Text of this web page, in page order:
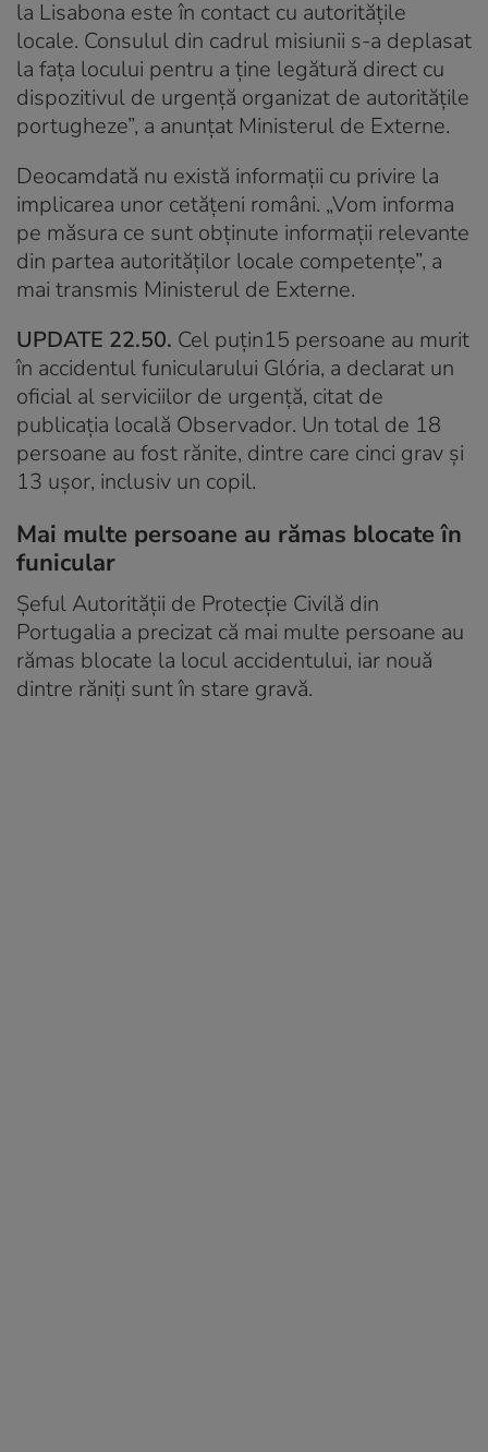
la Lisabona este în contact cu autorităţile
locale. Consulul din cadrul misiunii s-a deplasat
la faţa locului pentru a ţine legătură direct cu
dispozitivul de urgenţă organizat de autorităţile
portugheze”, a anunțat Ministerul de Externe.
Deocamdată nu există informaţii cu privire la
implicarea unor cetăţeni români. „Vom informa
pe măsura ce sunt obţinute informaţii relevante
din partea autorităţilor locale competenţe”, a
mai transmis Ministerul de Externe.
UPDATE 22.50. Cel puțin15 persoane au murit
în accidentul funicularului Glória, a declarat un
oficial al serviciilor de urgenţă, citat de
publicaţia locală Observador. Un total de 18
persoane au fost rănite, dintre care cinci grav şi
13 uşor, inclusiv un copil.
Mai multe persoane au rămas blocate în
funicular
Șeful Autorității de Protecție Civilă din
Portugalia a precizat că mai multe persoane au
rămas blocate la locul accidentului, iar nouă
dintre răniți sunt în stare gravă.